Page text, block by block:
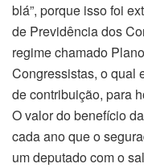
blá”, porque isso foi
de Previdência dos
regime chamado
Congressistas, o qual
de contribuição, para
O valor do benefício
cada ano que o
um deputado com o